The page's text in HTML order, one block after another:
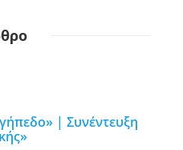
| Συνέντευξη